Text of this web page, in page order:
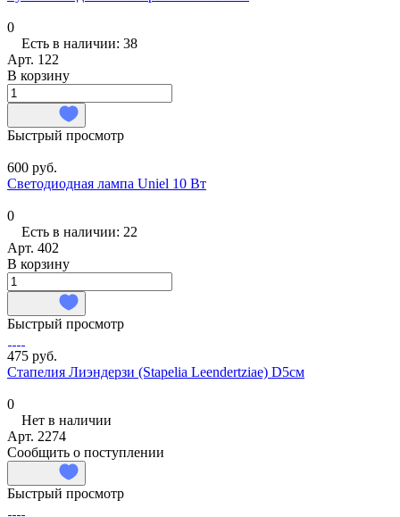
0
Есть в наличии: 38
Арт. 122
В корзину
Быстрый просмотр
600 руб.
Светодиодная лампа Uniel 10 Вт
0
Есть в наличии: 22
Арт. 402
В корзину
Быстрый просмотр
475 руб.
Стапелия Лиэндерзи (Stapelia Leendertziae) D5см
0
Нет в наличии
Арт. 2274
Сообщить о поступлении
Быстрый просмотр